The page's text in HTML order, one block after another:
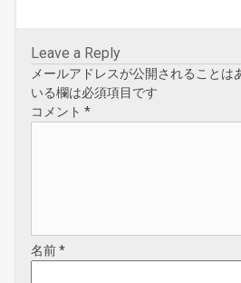
Leave a Reply
メールアドレスが公開されることは
いる欄は必須項目です
コメント*
名前*